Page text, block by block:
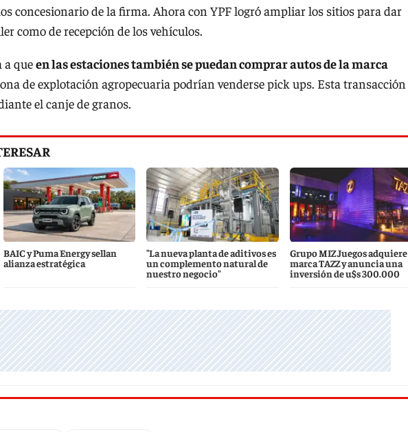
concesionario de la firma. Ahora con YPF logró ampliar los sitios para dar
como de recepción de los vehículos.
a queen las estaciones también se puedan comprar autos de la marca
de explotación agropecuaria podrían venderse pick ups. Esta transacción
el canje de granos.
BAIC y Puma Energy sellan
alianza estratégica
"La nueva planta de aditivos es
un complemento natural de
nuestro negocio"
Grupo MIZ Juegos
marca TAZZ y anuncia una
inversión de u$s 300.000